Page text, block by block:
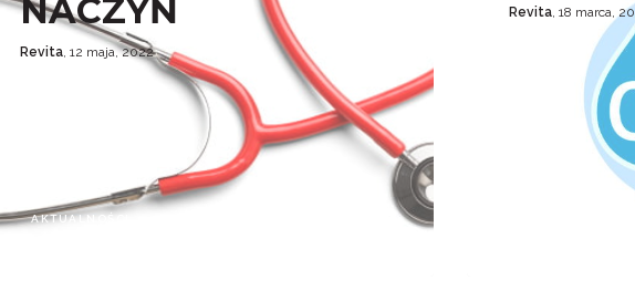
NACZYŃ
Revita, 12 maja, 2022
AKTUALNOŚCI
Revita, 18 marca,